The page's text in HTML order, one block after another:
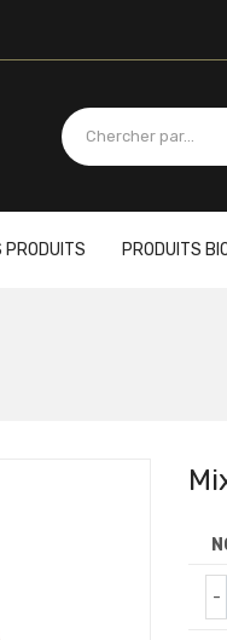
PRODUITS PRODUITS
-